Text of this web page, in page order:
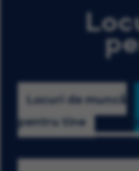
Locuri de muncă
pentru tine